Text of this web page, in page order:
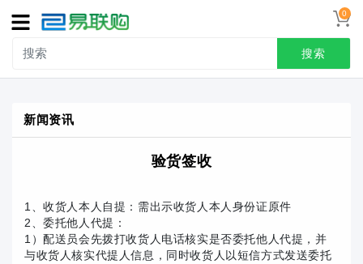
0
搜索
导
航
接线端子
用户中心
新闻资讯
验货签收
1、收货人本人自提：需出示收货人本人身份证原件
2、委托他人代提：
1）配送员会先拨打收货人电话核实是否委托他人代提，并
与收货人核实代提人信息，同时收货人以短信方式发送委托